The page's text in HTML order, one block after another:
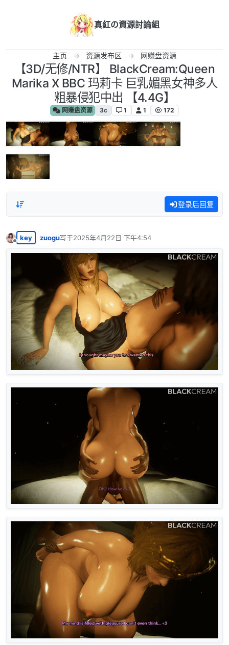
真紅の資源討論組
主页 资源发布区 网赚盘资源
【3D/无修/NTR】 BlackCream:Queen
Marika X BBC 玛莉卡 巨乳媚黑女神多人
粗暴侵犯中出 【4.4G】
网赚盘资源 3c 1 1 172
登录后回复
离线
key zuogu写于2025年4月22日 下午4:54
最后由 编辑